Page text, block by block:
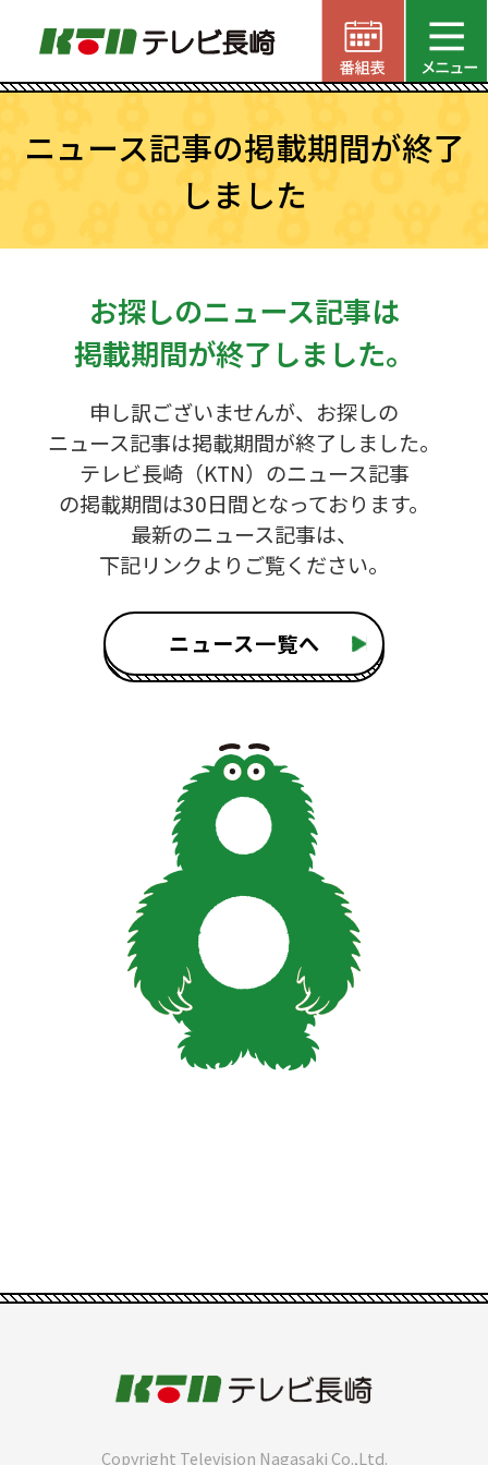
ニュース記事の掲載期間が終了
しました
お探しのニュース記事は
掲載期間が終了しました。
申し訳ございませんが、お探しの
ニュース記事は掲載期間が終了しました。
テレビ長崎（KTN）のニュース記事
の掲載期間は30日間となっております。
最新のニュース記事は、
下記リンクよりご覧ください。
ニュース一覧へ
Copyright Television Nagasaki Co.,Ltd.